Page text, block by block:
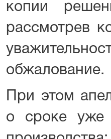
копии
рассмотрев
обжалование.
При этом
о сроке уже